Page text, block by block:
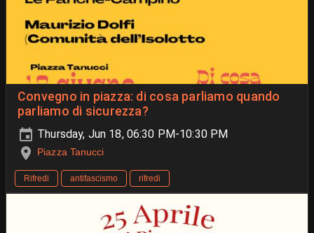
Convegno in piazza: di cosa parliamo quando
parliamo di sicurezza?
Thursday, Jun 18, 06:30 PM-10:30 PM
Piazza Tanucci
Rifredi antifascismo rifredi